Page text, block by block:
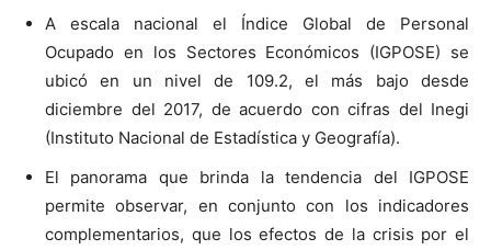
A escala nacional el Índice Global de Personal
Ocupado en los Sectores Económicos (IGPOSE) se
ubicó en un nivel de 109.2, el más bajo desde
diciembre del 2017, de acuerdo con cifras del Inegi
(Instituto Nacional de Estadística y Geografía).
El panorama que brinda la tendencia del IGPOSE
permite observar, en conjunto con los indicadores
complementarios, que los efectos de la crisis por el